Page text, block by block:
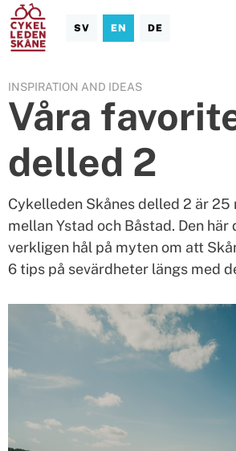
SV EN DE
INSPIRATION AND IDEAS
Våra
delled 2
Cykelleden Skånes delled 2 är 25
mellan Ystad och Båstad. Den här
verkligen hål på myten om att
6 tips på sevärdheter längs med